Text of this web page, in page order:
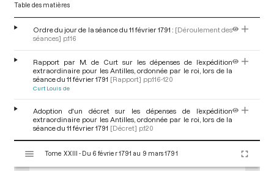
Table des matières
Ordre du jour de la séance du 11 février 1791 : [Déroulement des
séances] p.116
Rapport par M. de Curt sur les dépenses de l’expédition
extraordinaire pour les Antilles, ordonnée par le roi, lors de la
séance du 11 février 1791 [Rapport] pp.116-120
Curt Louis de
Adoption d'un décret sur les dépenses de l’expédition
extraordinaire pour les Antilles, ordonnée par le roi, lors de la
séance du 11 février 1791 [Décret] p.120
Tome XXIII - Du 6 février 1791 au 9 mars 1791